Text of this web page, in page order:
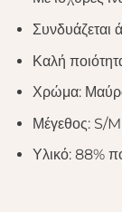
Συνδυάζεται
Καλή
Χρώμα:
Μέγεθος: S/M
Υλικό: 88%